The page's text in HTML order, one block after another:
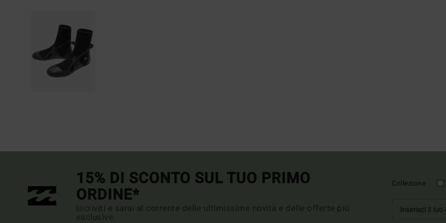
15% DI SCONTO SUL TUO PRIMO
ORDINE*
Iscriviti e sarai al corrente delle ultimissime novità e delle offerte più
esclusive.
Collezione